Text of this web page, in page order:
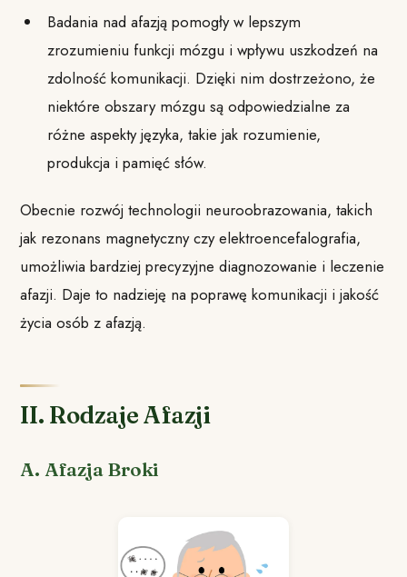
Badania nad afazją pomogły w lepszym
zrozumieniu funkcji mózgu i wpływu uszkodzeń na
zdolność komunikacji. Dzięki nim dostrzeżono, że
niektóre obszary mózgu są odpowiedzialne za
różne aspekty języka, takie jak rozumienie,
produkcja i pamięć słów.
Obecnie rozwój technologii neuroobrazowania, takich
jak rezonans magnetyczny czy elektroencefalografia,
umożliwia bardziej precyzyjne diagnozowanie i leczenie
afazji. Daje to nadzieję na poprawę komunikacji i jakość
życia osób z afazją.
II. Rodzaje Afazji
A. Afazja Broki